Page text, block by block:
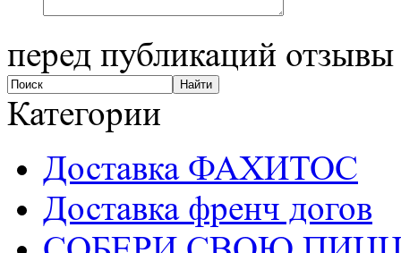
перед публикаций
Категории
Доставка ФАХИТОС
Доставка френч догов